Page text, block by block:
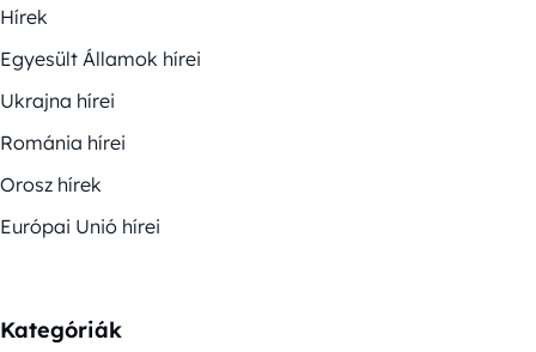
Hírek
Egyesült Államok hírei
Ukrajna hírei
Románia hírei
Orosz hírek
Európai Unió hírei
Kategóriák